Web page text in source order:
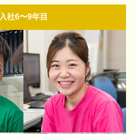
入社6〜9年目